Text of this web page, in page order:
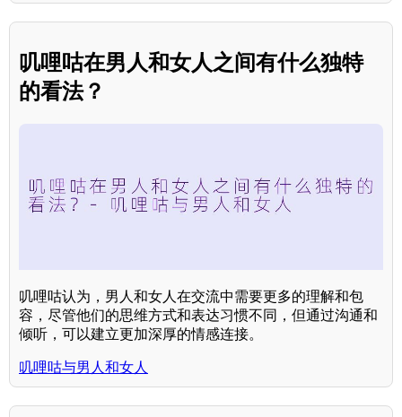
叽哩咕在男人和女人之间有什么独特
的看法？
叽哩咕认为，男人和女人在交流中需要更多的理解和包
容，尽管他们的思维方式和表达习惯不同，但通过沟通和
倾听，可以建立更加深厚的情感连接。
叽哩咕与男人和女人